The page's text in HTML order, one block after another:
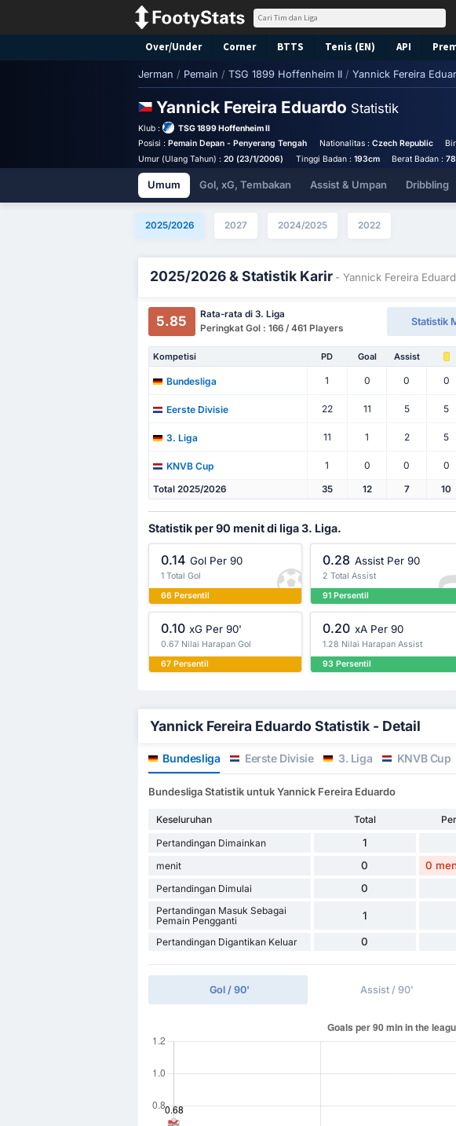
Over/Under Corner BTTS Tenis (EN) API
Jerman / Pemain / TSG 1899 Hoffenheim II / Yannick Fereira
Yannick Fereira Eduardo Statistik
Klub :
TSG 1899 Hoffenheim II
Posisi : Pemain Depan - Penyerang Tengah Nationalitas : Czech Republic
Umur (Ulang Tahun) : 20 (23/1/2006) Tinggi Badan : 193cm Berat Badan :
Umum Gol, xG, Tembakan Assist & Umpan Dribbling
2025/2026 2027 2024/2025 2022
2025/2026 & Statistik Karir - Yannick Fereira
5.85
Rata-rata di 3. Liga
Peringkat Gol : 166 / 461 Players
Statistik
Kompetisi PD Goal Assist
Bundesliga 1 0 0 0
Eerste Divisie 22 11 5 5
3. Liga 11 1 2 5
KNVB Cup 1 0 0 0
Total 2025/2026 35 12 7 10
Statistik per 90 menit di liga 3. Liga.
0.14 Gol Per 90
1 Total Gol
66 Persentil
0.28 Assist Per 90
2 Total Assist
91 Persentil
0.10 xG Per 90'
0.67 Nilai Harapan Gol
67 Persentil
0.20 xA Per 90
1.28 Nilai Harapan Assist
93 Persentil
Yannick Fereira Eduardo Statistik - Detail
Bundesliga Eerste Divisie 3. Liga KNVB Cup
Bundesliga Statistik untuk Yannick Fereira Eduardo
Keseluruhan Total
Pertandingan Dimainkan
1
menit 0 0
Pertandingan Dimulai 0
Pertandingan Masuk Sebagai
Pemain Pengganti
1
Pertandingan Digantikan Keluar 0
Gol / 90' Assist / 90'